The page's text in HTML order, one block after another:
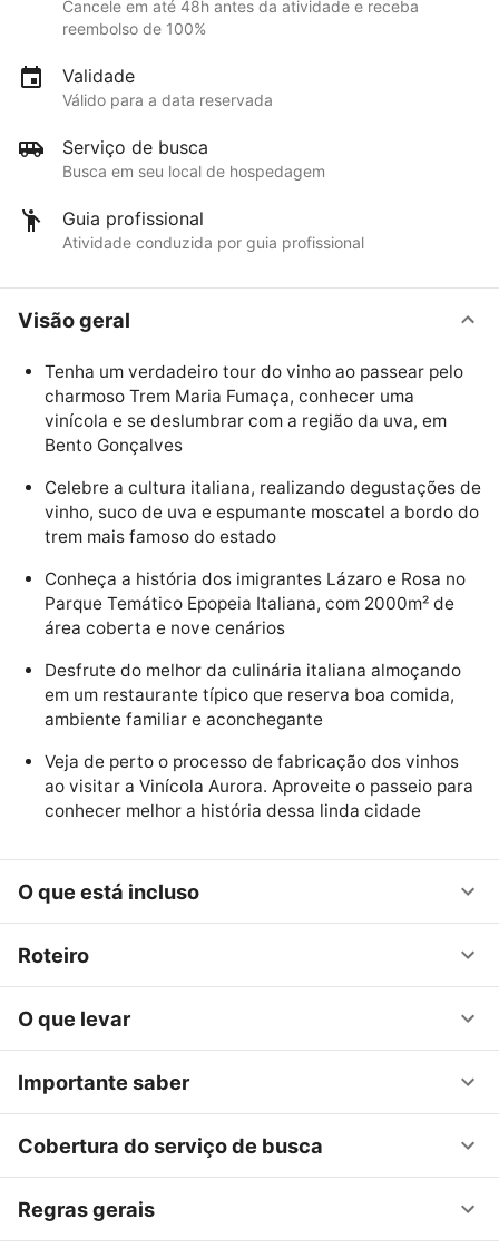
Cancele em até 48h antes da atividade e receba
reembolso de 100%
Validade
Válido para a data reservada
Serviço de busca
Busca em seu local de hospedagem
Guia profissional
Atividade conduzida por guia profissional
Visão geral
Tenha um verdadeiro tour do vinho ao passear pelo
charmoso Trem Maria Fumaça, conhecer uma
vinícola e se deslumbrar com a região da uva, em
Bento Gonçalves
Celebre a cultura italiana, realizando degustações de
vinho, suco de uva e espumante moscatel a bordo do
trem mais famoso do estado
Conheça a história dos imigrantes Lázaro e Rosa no
Parque Temático Epopeia Italiana, com 2000m² de
área coberta e nove cenários
Desfrute do melhor da culinária italiana almoçando
em um restaurante típico que reserva boa comida,
ambiente familiar e aconchegante
Veja de perto o processo de fabricação dos vinhos
ao visitar a Vinícola Aurora. Aproveite o passeio para
conhecer melhor a história dessa linda cidade
O que está incluso
Roteiro
O que levar
Importante saber
Cobertura do serviço de busca
Regras gerais